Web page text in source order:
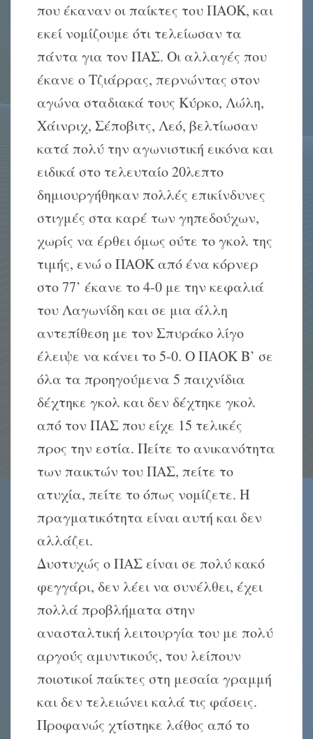
που έκαναν οι παίκτες του ΠΑΟΚ, και
εκεί νομίζουμε ότι τελείωσαν τα
πάντα για τον ΠΑΣ. Οι αλλαγές που
έκανε ο Τζιάρρας, περνώντας στον
αγώνα σταδιακά τους Κύρκο, Λώλη,
Χάινριχ, Σέποβιτς, Λεό, βελτίωσαν
κατά πολύ την αγωνιστική εικόνα και
ειδικά στο τελευταίο 20λεπτο
δημιουργήθηκαν πολλές επικίνδυνες
στιγμές στα καρέ των γηπεδούχων,
χωρίς να έρθει όμως ούτε το γκολ της
τιμής, ενώ ο ΠΑΟΚ από ένα κόρνερ
στο 77’ έκανε το 4-0 με την κεφαλιά
του Λαγωνίδη και σε μια άλλη
αντεπίθεση με τον Σπυράκο λίγο
έλειψε να κάνει το 5-0. Ο ΠΑΟΚ Β’ σε
όλα τα προηγούμενα 5 παιχνίδια
δέχτηκε γκολ και δεν δέχτηκε γκολ
από τον ΠΑΣ που είχε 15 τελικές
προς την εστία. Πείτε το ανικανότητα
των παικτών του ΠΑΣ, πείτε το
ατυχία, πείτε το όπως νομίζετε. Η
πραγματικότητα είναι αυτή και δεν
αλλάζει.
Δυστυχώς ο ΠΑΣ είναι σε πολύ κακό
φεγγάρι, δεν λέει να συνέλθει, έχει
πολλά προβλήματα στην
ανασταλτική λειτουργία του με πολύ
αργούς αμυντικούς, του λείπουν
ποιοτικοί παίκτες στη μεσαία γραμμή
και δεν τελειώνει καλά τις φάσεις.
Προφανώς χτίστηκε λάθος από το